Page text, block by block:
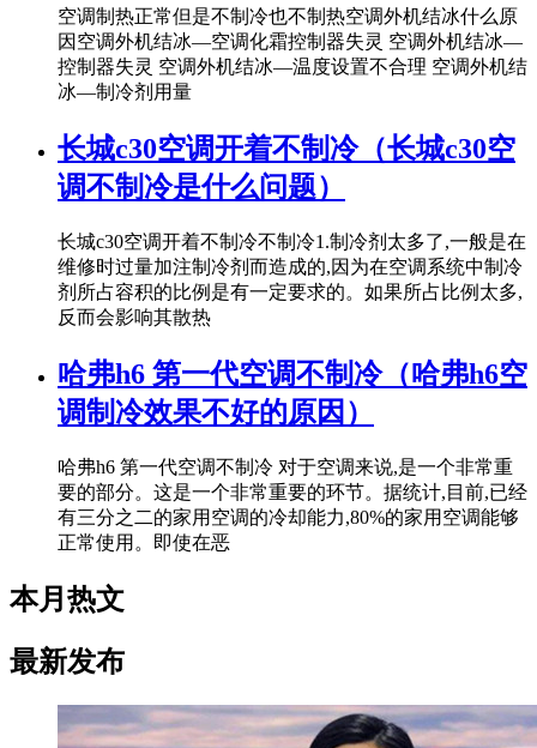
空调制热正常但是不制冷也不制热空调外机结冰什么原
因空调外机结冰—空调化霜控制器失灵 空调外机结冰—
控制器失灵 空调外机结冰—温度设置不合理 空调外机结
冰—制冷剂用量
长城c30空调开着不制冷（长城c30空
调不制冷是什么问题）
长城c30空调开着不制冷不制冷1.制冷剂太多了,一般是在
维修时过量加注制冷剂而造成的,因为在空调系统中制冷
剂所占容积的比例是有一定要求的。如果所占比例太多,
反而会影响其散热
哈弗h6 第一代空调不制冷（哈弗h6空
调制冷效果不好的原因）
哈弗h6 第一代空调不制冷 对于空调来说,是一个非常重
要的部分。这是一个非常重要的环节。据统计,目前,已经
有三分之二的家用空调的冷却能力,80%的家用空调能够
正常使用。即使在恶
本月热文
最新发布